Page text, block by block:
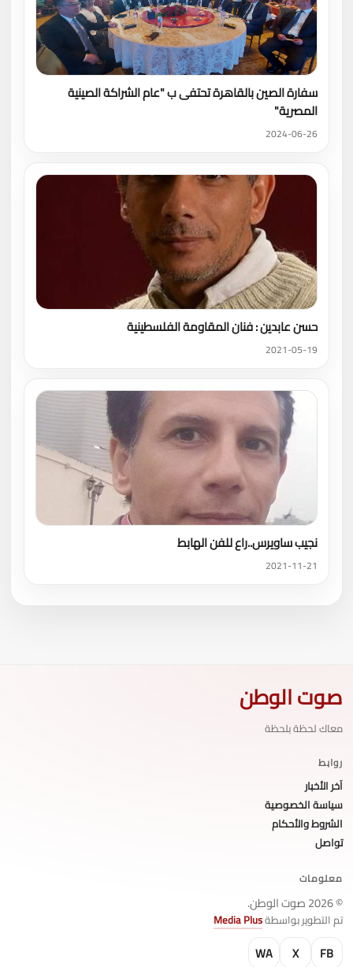
سفارة الصين بالقاهرة تحتفى ب "عام الشراكة الصينية
المصرية"
2024-06-26
حسن عابدين : فنان المقاومة الفلسطينية
2021-05-19
نجيب ساويرس..راع للفن الهابط
2021-11-21
صوت الوطن
معاك لحظة بلحظة
روابط
آخر الأخبار
سياسة الخصوصية
الشروط والأحكام
تواصل
معلومات
© 2026 صوت الوطن.
تم التطوير بواسطةMedia Plus
FB
X
WA